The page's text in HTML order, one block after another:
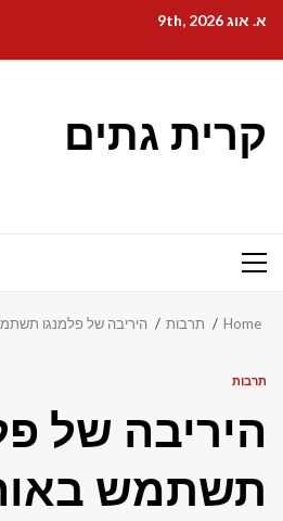
content
א. אוג 9th, 2026
קרית גתים
Primary
Home תרבות היריבה של פלמנגו
תרבות
היריבה של
תשתמש